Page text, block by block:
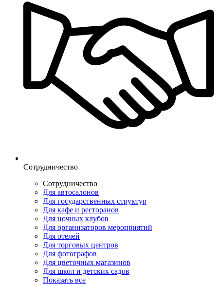
Сотрудничество
Сотрудничество
Для автосалонов
Для государственных структур
Для кафе и ресторанов
Для ночных клубов
Для организаторов мероприятий
Для отелей
Для торговых центров
Для фотографов
Для цветочных магазинов
Для школ и детских садов
Показать все